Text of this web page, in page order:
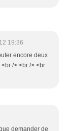
19:36
encore deux
/> <br /> <br
demander de